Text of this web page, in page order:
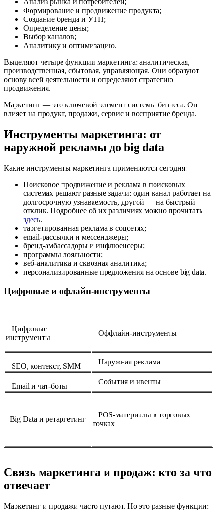
Анализ рынка и потребителей;
Формирование и продвижение продукта;
Создание бренда и УТП;
Определение цены;
Выбор каналов;
Аналитику и оптимизацию.
Выделяют четыре функции маркетинга: аналитическая,
производственная, сбытовая, управляющая. Они образуют
основу всей деятельности и определяют стратегию
продвижения.
Маркетинг — это ключевой элемент системы бизнеса. Он
влияет на продукт, продажи, сервис и восприятие бренда.
Инструменты маркетинга: от
наружной рекламы до big data
Какие инструменты маркетинга применяются сегодня:
Поисковое продвижение и реклама в поисковых
системах решают разные задачи: один канал работает на
долгосрочную узнаваемость, другой — на быстрый
отклик. Подробнее об их различиях можно прочитать
здесь.
таргетированная реклама в соцсетях;
email-рассылки и мессенджеры;
бренд-амбассадоры и инфлюенсеры;
программы лояльности;
веб-аналитика и сквозная аналитика;
персонализированные предложения на основе big data.
Цифровые и офлайн-инструменты
Цифровые
инструменты
Оффлайн-инструменты
SEO, контекст, SMM
Наружная реклама
Email и чат-боты
События и ивенты
Big Data и ретаргетинг
POS-материалы в торговых
точках
Связь маркетинга и продаж: кто за что
отвечает
Маркетинг и продажи часто путают. Но это разные функции: